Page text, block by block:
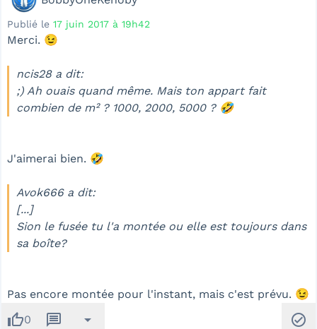
Publié le 17 juin 2017 à 19h42
Merci. 😉
ncis28 a dit:
;) Ah ouais quand même. Mais ton appart fait
combien de m² ? 1000, 2000, 5000 ? 🤣
J'aimerai bien. 🤣
Avok666 a dit:
[...]
Sion le fusée tu l'a montée ou elle est toujours dans
sa boîte?
Pas encore montée pour l'instant, mais c'est prévu. 😉
thumb_up0 message arrow_drop_down check_circle